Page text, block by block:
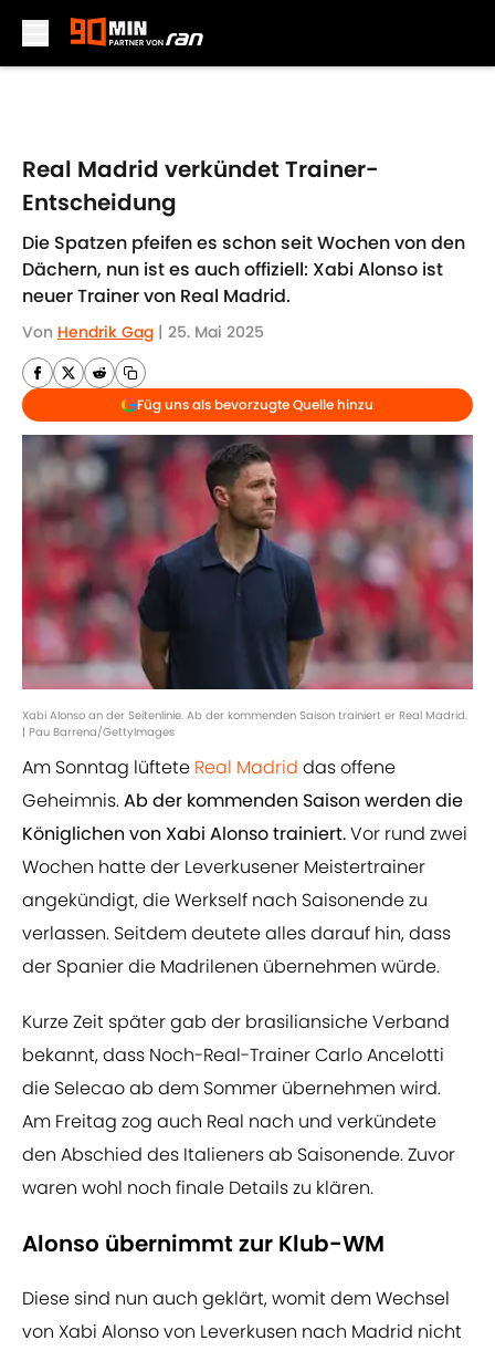
Real Madrid verkündet Trainer-
Entscheidung
Die Spatzen pfeifen es schon seit Wochen von den
Dächern, nun ist es auch offiziell: Xabi Alonso ist
neuer Trainer von Real Madrid.
Von Hendrik Gag | 25. Mai 2025
Füg uns als bevorzugte Quelle hinzu
Xabi Alonso an der Seitenlinie. Ab der kommenden Saison trainiert er Real Madrid.
| Pau Barrena/GettyImages
Am Sonntag lüftete Real Madrid das offene
Geheimnis.Ab der kommenden Saison werden die
Königlichen von Xabi Alonso trainiert.Vor rund zwei
Wochen hatte der Leverkusener Meistertrainer
angekündigt, die Werkself nach Saisonende zu
verlassen. Seitdem deutete alles darauf hin, dass
der Spanier die Madrilenen übernehmen würde.
Kurze Zeit später gab der brasiliansiche Verband
bekannt, dass Noch-Real-Trainer Carlo Ancelotti
die Selecao ab dem Sommer übernehmen wird.
Am Freitag zog auch Real nach und verkündete
den Abschied des Italieners ab Saisonende. Zuvor
waren wohl noch finale Details zu klären.
Alonso übernimmt zur Klub-WM
Diese sind nun auch geklärt, womit dem Wechsel
von Xabi Alonso von Leverkusen nach Madrid nicht